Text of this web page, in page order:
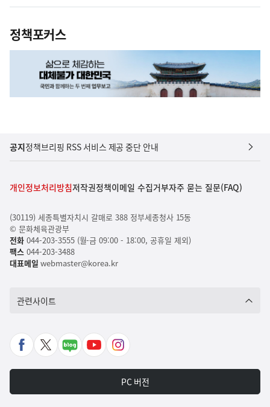
정책포커스
공지정책브리핑 RSS 서비스 제공 중단 안내
개인정보처리방침저작권정책이메일 수집거부자주 묻는 질문(FAQ)
(30119) 세종특별자치시 갈매로 388 정부세종청사 15동
© 문화체육관광부
전화044-203-3555 (월-금 09:00 - 18:00, 공휴일 제외)
팩스044-203-3488
대표메일 webmaster@korea.kr
관련사이트
페
북
X
가
네
포
유
바
인
타
그
PC 버전